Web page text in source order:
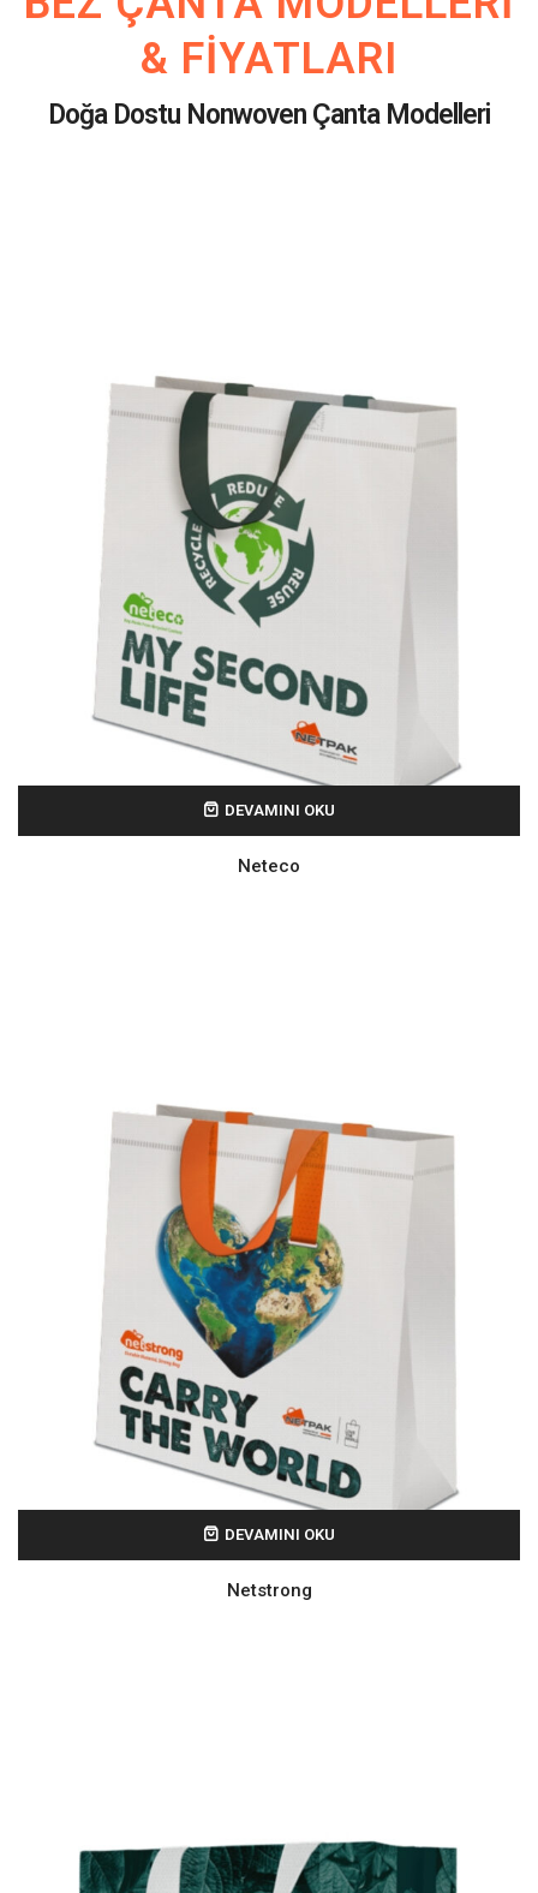
& FIYATLARI
Doğa Dostu Nonwoven Çanta Modelleri
DEVAMINI OKU
Neteco
DEVAMINI OKU
Netstrong